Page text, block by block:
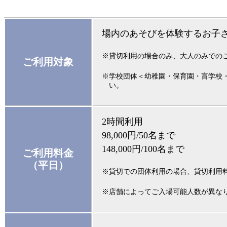
ご利用対象
場内のあそびを体験するお子
※貸切利用の場合のみ、大人のみでの
※学校団体＜幼稚園・保育園・盲学校
い。
ご利用料金
（平日）
2時間利用
98,000円/50名まで
148,000円/100名まで
※貸切での団体利用の場合、貸切利用
※店舗によってご入場可能人数が異な